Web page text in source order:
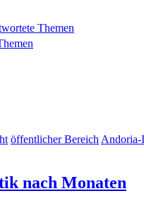
Themen
öffentlicher BereichAndoria-
nach Monaten